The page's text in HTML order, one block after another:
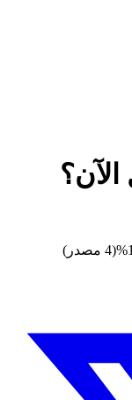
(4 مصدر)